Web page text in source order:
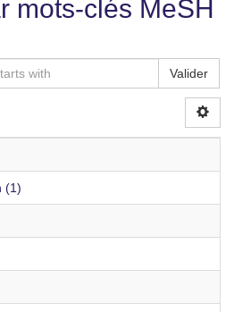
mots-clés MeSH
Valider
(1)